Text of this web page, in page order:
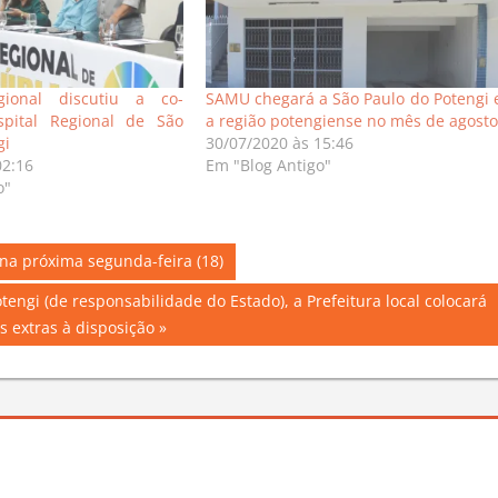
discutiu a co-
Regional de São
SAMU chegará a São Paulo do Potengi
a região potengiense no mês de agosto
30/07/2020 às 15:46
Em "Blog Antigo"
próxima segunda-feira (18)
(de responsabilidade do Estado), a Prefeitura local colocará
extras à disposição